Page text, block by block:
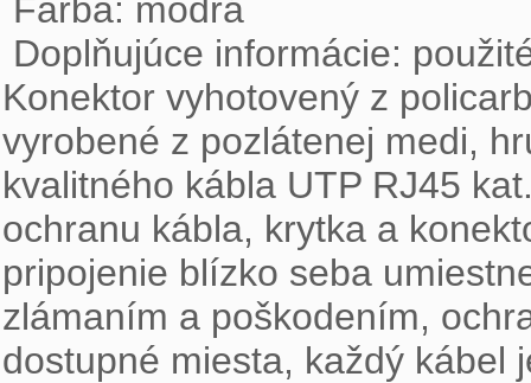
Konektor vyhotovený z
vyrobené z pozlátenej medi,
kvalitného kábla UTP RJ45
ochranu kábla, krytka a
pripojenie blízko seba
zlámaním a poškodením,
dostupné miesta, každý kábel